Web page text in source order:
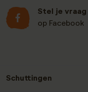
Stel je
op Facebook
Schuttingen